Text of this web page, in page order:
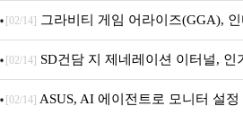
내 정식 출시
[02/14] 그라비티 게임 어라이즈(GGA),
던전 13’ 참가!
[02/14] SD건담 지 제네레이션 이터널, 인
아의 용사’ 재개최 및 풍성한 기념 이벤
[02/14] ASUS, AI 에이전트로 모니터 설